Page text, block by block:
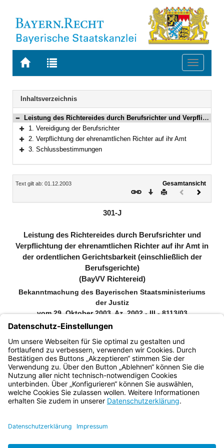
Zur
BAYERN.RECHT
Zur
letzten
Suche
Toggle
Navigation
Inhaltsverzeichnis
Bereich reduzieren
Leistung des Richtereides durch Berufsrichter und Verpflichtung der ehrenamtlichen Richter auf ihr Amt in der ordentlichen Gerichtsbarkeit (einschließlich der Berufsgerichte)
Bereich erweitern
1. Vereidigung der Berufsrichter
Bereich erweitern
2. Verpflichtung der ehrenamtlichen Richter auf ihr Amt
3. Schlussbestimmungen
Inhalt
Text gilt ab: 01.12.2003
Gesamtansicht
Download
DruckenVorheriges
301-J
Leistung des Richtereides durch Berufsrichter und
Verpflichtung der ehrenamtlichen Richter auf ihr Amt in
der ordentlichen Gerichtsbarkeit (einschließlich der
Berufsgerichte)
(BayVV Richtereid)
Bekanntmachung des Bayerischen Staatsministeriums
der Justiz
vom 29. Oktober 2003, Az. 2002 - III - 8113/03
(JMBl. S. 214)
Zitiervorschlag: BayVV Richtereid vom 29. Oktober 2003 (JMBl. S.
214)
Bayern.de
BayernPortal
Impressum